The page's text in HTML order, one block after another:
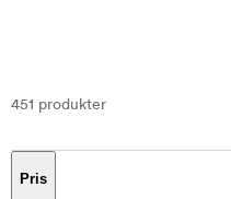
451 produkter
Pris